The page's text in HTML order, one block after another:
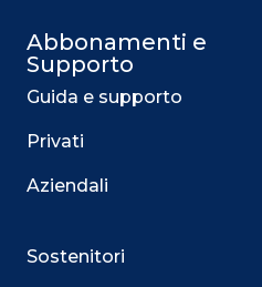
Abbonamenti e
Supporto
Guida e supporto
Privati
Aziendali
Sostenitori